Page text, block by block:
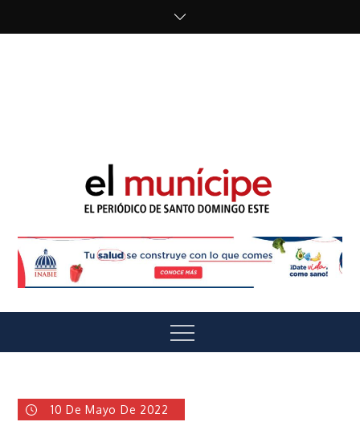
El Munícipe
Menu
10 De Mayo De 2022